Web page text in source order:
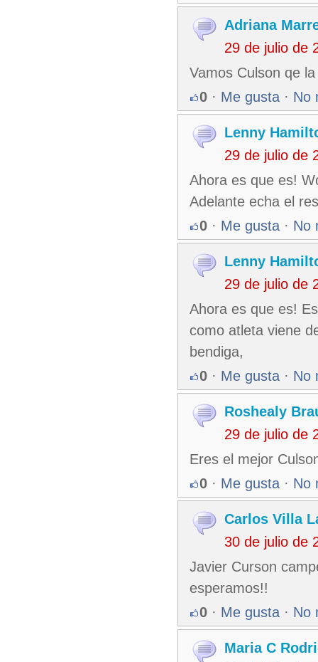
Adriana
29 de julio de
Vamos Culson qe
0 · Me gusta · No
Lenny
29 de julio de
Ahora es que es!
Adelante echa el
0 · Me gusta · No
Lenny
29 de julio de
Ahora es que es!
como atleta viene
bendiga,
0 · Me gusta · No
Roshealy
29 de julio de
Eres el mejor
0 · Me gusta · No
Carlos Villa
30 de julio de
Javier Curson
esperamos!!
0 · Me gusta · No
Maria C